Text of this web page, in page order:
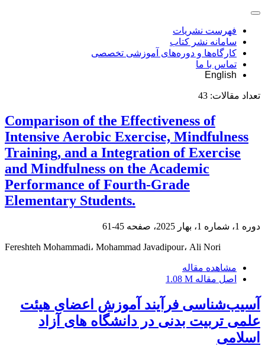
فهرست نشریات
سامانه نشر کتاب
کارگاه‌ها و دوره‌های آموزشی تخصصی
تماس با ما
English
تعداد مقالات: 43
Comparison of the Effectiveness of
Intensive Aerobic Exercise, Mindfulness
Training, and a Integration of Exercise
and Mindfulness on the Academic
Performance of Fourth-Grade
Elementary Students.
دوره 1، شماره 1، بهار 2025، صفحه 45-61
Fereshteh Mohammadi، Mohammad Javadipour، Ali Nori
مشاهده مقاله
اصل مقاله 1.08 M
آسیب‌شناسی فرآیند آموزش اعضای هیئت
علمی تربیت بدنی در دانشگاه های آزاد
اسلامی